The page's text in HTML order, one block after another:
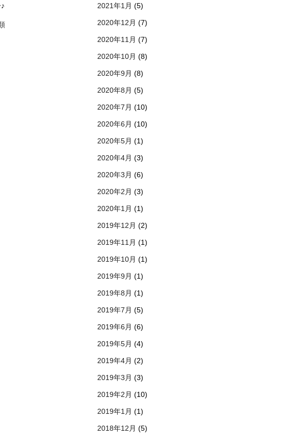
2021年1月 (5)
2020年12月 (7)
2020年11月 (7)
2020年10月 (8)
2020年9月 (8)
2020年8月 (5)
2020年7月 (10)
2020年6月 (10)
2020年5月 (1)
2020年4月 (3)
2020年3月 (6)
2020年2月 (3)
2020年1月 (1)
2019年12月 (2)
2019年11月 (1)
2019年10月 (1)
2019年9月 (1)
2019年8月 (1)
2019年7月 (5)
2019年6月 (6)
2019年5月 (4)
2019年4月 (2)
2019年3月 (3)
2019年2月 (10)
2019年1月 (1)
2018年12月 (5)